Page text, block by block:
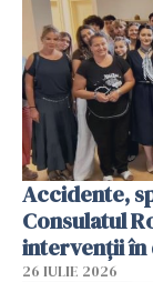
Accidente,
Consulatul
intervenții în
26 IULIE 2026